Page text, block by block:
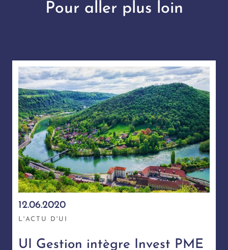
Pour aller plus loin
12.06.2020
L'ACTU D'UI
UI Gestion intègre Invest PME